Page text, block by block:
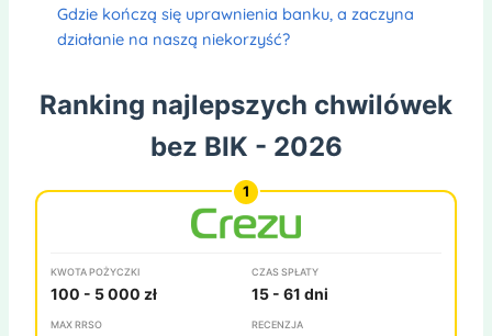
Gdzie kończą się uprawnienia banku, a zaczyna
działanie na naszą niekorzyść?
Ranking najlepszych chwilówek
bez BIK - 2026
KWOTA POŻYCZKI
100 - 5 000 zł
CZAS SPŁATY
15 - 61 dni
MAX RRSO RECENZJA